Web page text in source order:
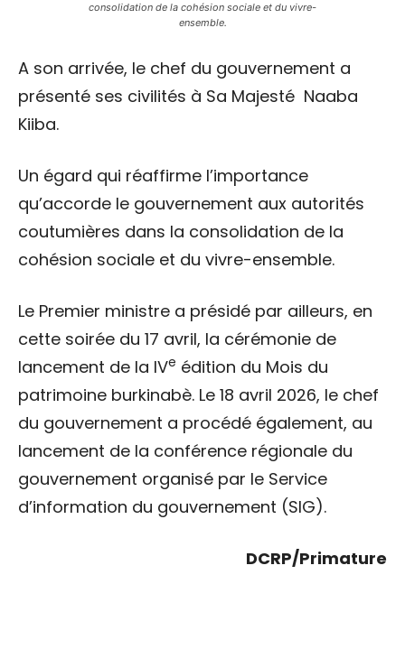
consolidation de la cohésion sociale et du vivre-
ensemble.
A son arrivée, le chef du gouvernement a
présenté ses civilités à Sa Majesté Naaba
Kiiba.
Un égard qui réaffirme l’importance
qu’accorde le gouvernement aux autorités
coutumières dans la consolidation de la
cohésion sociale et du vivre-ensemble.
Le Premier ministre a présidé par ailleurs, en
cette soirée du 17 avril, la cérémonie de
lancement de la IVe édition du Mois du
patrimoine burkinabè. Le 18 avril 2026, le chef
du gouvernement a procédé également, au
lancement de la conférence régionale du
gouvernement organisé par le Service
d’information du gouvernement (SIG).
DCRP/Primature